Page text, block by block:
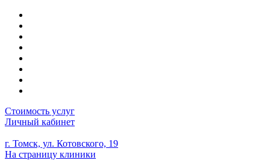
Стоимость услуг
Личный кабинет
г. Томск, ул. Котовского, 19
На страницу клиники